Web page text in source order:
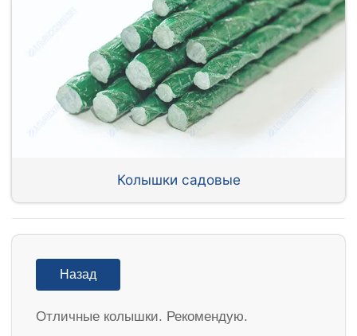
Колышки садовые
Назад
Отличные колышки. Рекомендую.